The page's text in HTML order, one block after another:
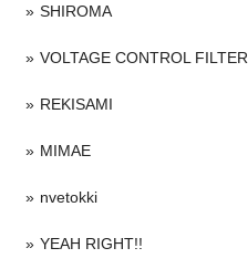
SHIROMA
VOLTAGE CONTROL FILTER
REKISAMI
MIMAE
nvetokki
YEAH RIGHT!!